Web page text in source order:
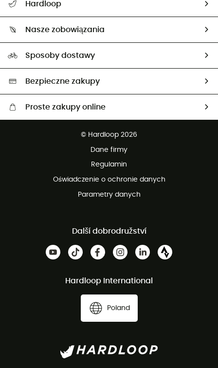
Śledzenie przesyłki
Zwrot artykułów i zwrot środków
Hardloop
Nasze zobowiązania
Neutralność węglowa
Wybrane produkty eko
Sposoby dostawy
Bezpieczne zakupy
Proste zakupy online
© Hardloop 2026
Dane firmy
Regulamin
Oświadczenie o ochronie danych
Parametry danych
Další dobrodružství
Hardloop International
Poland